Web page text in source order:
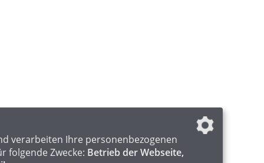
verarbeiten Ihre personenbezogenen
folgende Zwecke: Betrieb der Webseite,